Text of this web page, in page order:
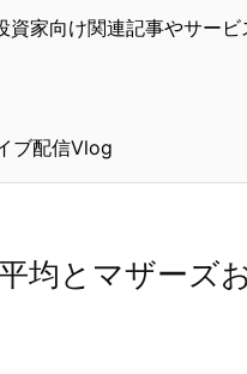
資家向け関連記事やサービ
ブ配信Vlog
均とマザーズ